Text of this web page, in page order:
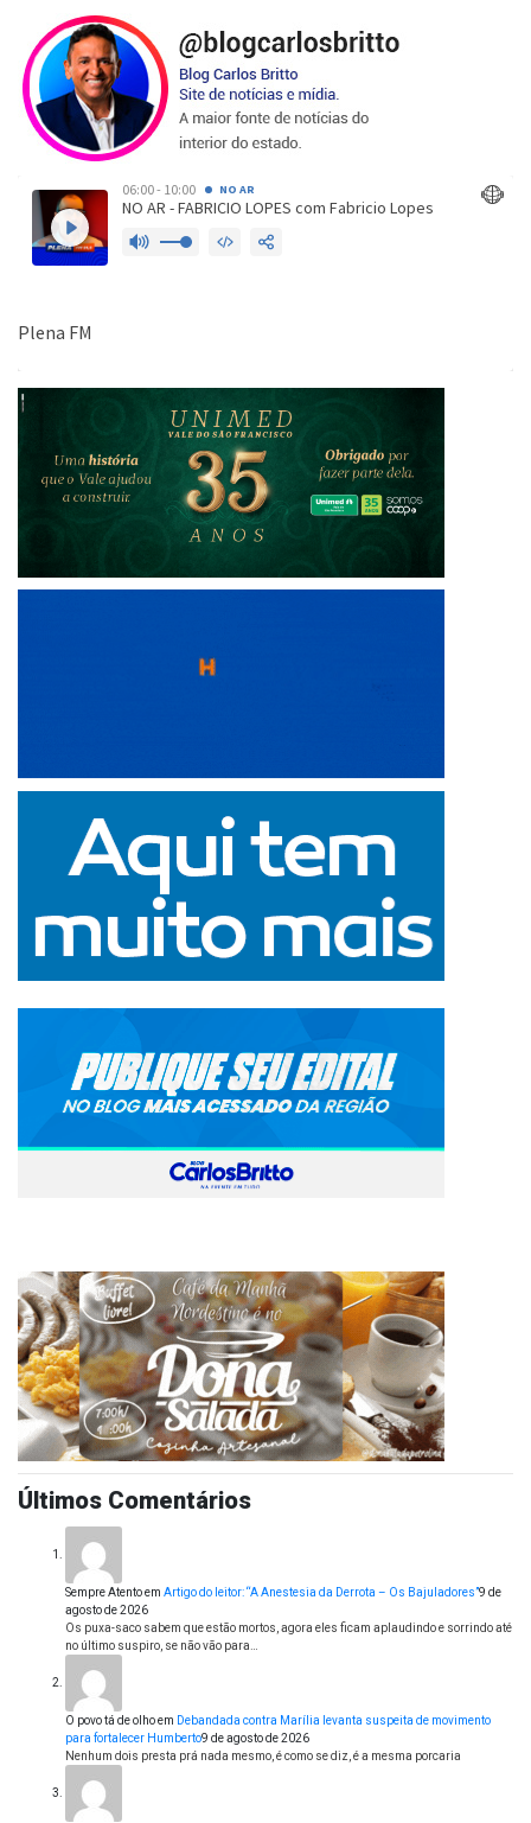
Últimos Comentários
Sempre Atentoem Artigo do leitor: “A Anestesia da Derrota – Os Bajuladores”9 de
agosto de 2026
Os puxa-saco sabem que estão mortos, agora eles ficam aplaudindo e sorrindo até
no último suspiro, se não vão para…
O povo tá de olhoem Debandada contra Marília levanta suspeita de movimento
para fortalecer Humberto9 de agosto de 2026
Nenhum dois presta prá nada mesmo, é como se diz, é a mesma porcaria